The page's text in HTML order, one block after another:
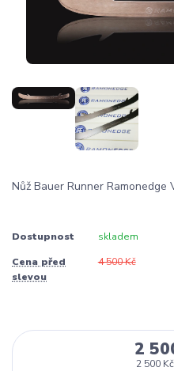
Nůž Bauer Runner
Dostupnost skladem
Cena před
slevou
4 500 Kč
2
2 500 Kč